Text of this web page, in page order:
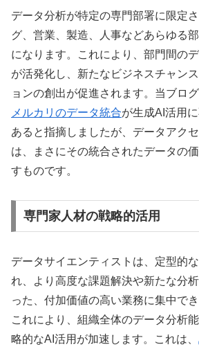
データ分析が特定の専門部署に限定
グ、営業、製造、人事などあらゆる
になります。これにより、部門間の
が活発化し、新たなビジネスチャン
ョンの創出が促進されます。当ブロ
メルカリのデータ統合が生成AI活用
あると指摘しましたが、データアク
は、まさにその統合されたデータの
すものです。
専門家人材の戦略的活用
データサイエンティストは、定型的
れ、より高度な課題解決や新たな分
った、付加価値の高い業務に集中で
これにより、組織全体のデータ分析
略的なAI活用が加速します。これは、